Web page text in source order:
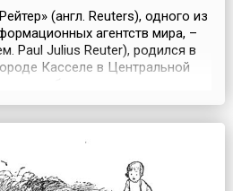
(англ. Reuters), одного из
агентств мира, –
Paul Julius Reuter), родился в
Касселе в Центральной
свидетельствам, знал
эксперименты по созд...